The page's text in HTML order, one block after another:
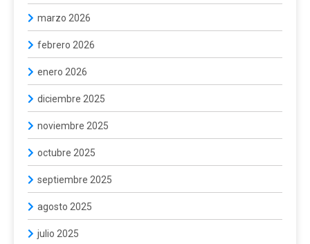
marzo 2026
febrero 2026
enero 2026
diciembre 2025
noviembre 2025
octubre 2025
septiembre 2025
agosto 2025
julio 2025